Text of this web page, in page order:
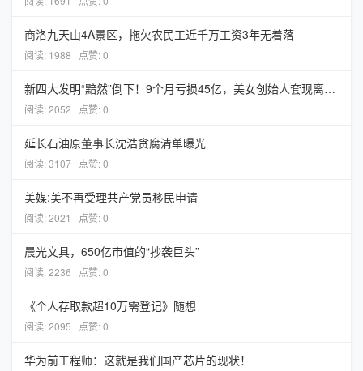
商洛九天山4A景区，拖欠农民工近千万工资3年无着落
阅读: 1988 | 点赞: 0
新四大发明“黯然”倒下！9个月亏损45亿，美女创始人套现离场！
阅读: 2052 | 点赞: 0
延长石油原董事长沈浩贪腐清单曝光
阅读: 3107 | 点赞: 0
美媒:美不再受理共产党员移民申请
阅读: 2021 | 点赞: 0
晨光文具，650亿市值的“抄袭巨头”
阅读: 2236 | 点赞: 0
《个人存取款超10万需登记》随想
阅读: 2095 | 点赞: 0
华为前工程师：这就是我们国产芯片的现状！